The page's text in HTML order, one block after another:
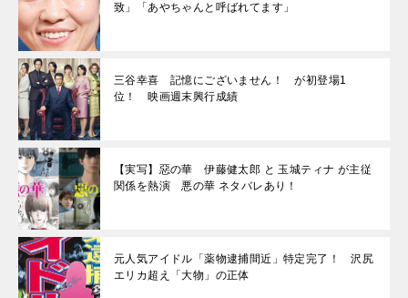
致」「あやちゃんと呼ばれてます」
三谷幸喜 記憶にございません！ が初登場1
位！ 映画週末興行成績
【実写】惡の華 伊藤健太郎 と 玉城ティナ が主従
関係を熱演 悪の華 ネタバレあり！
元人気アイドル「薬物逮捕間近」特定完了！ 沢尻
エリカ超え「大物」の正体